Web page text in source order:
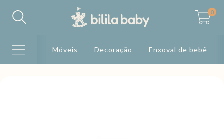
0
Móveis Decoração Enxoval de bebê